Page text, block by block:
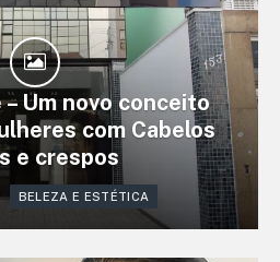
Um novo conceito
com Cabelos
e crespos
BELEZA E ESTÉTICA